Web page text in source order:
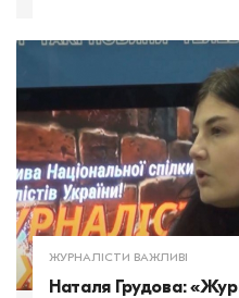
ЖУРНАЛІСТИ ВАЖЛИВІ
Наталя Грудова: